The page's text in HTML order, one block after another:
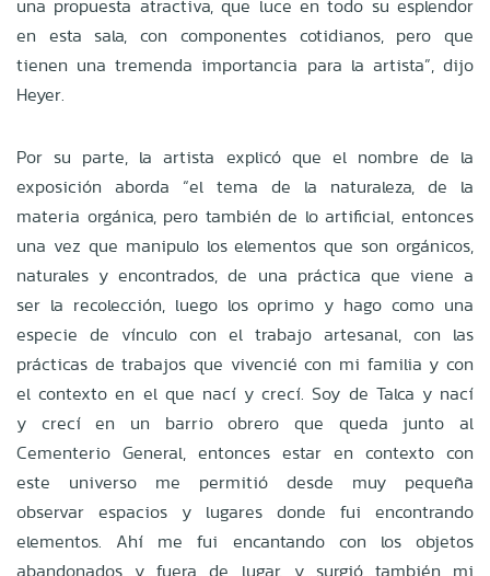
una propuesta atractiva, que luce en todo su esplendor
en esta sala, con componentes cotidianos, pero que
tienen una tremenda importancia para la artista”, dijo
Heyer.
Por su parte, la artista explicó que el nombre de la
exposición aborda “el tema de la naturaleza, de la
materia orgánica, pero también de lo artificial, entonces
una vez que manipulo los elementos que son orgánicos,
naturales y encontrados, de una práctica que viene a
ser la recolección, luego los oprimo y hago como una
especie de vínculo con el trabajo artesanal, con las
prácticas de trabajos que vivencié con mi familia y con
el contexto en el que nací y crecí. Soy de Talca y nací
y crecí en un barrio obrero que queda junto al
Cementerio General, entonces estar en contexto con
este universo me permitió desde muy pequeña
observar espacios y lugares donde fui encontrando
elementos. Ahí me fui encantando con los objetos
abandonados y fuera de lugar, y surgió también mi